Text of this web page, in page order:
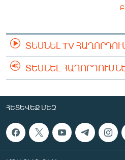
ՏԵՍՆԵԼ TV
ՏԵՍՆԵԼ
ՀԵՏԵՎԵՔ ՄԵԶ